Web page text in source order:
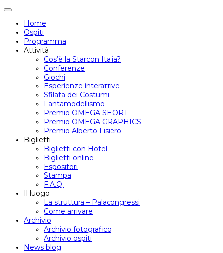
Attiva/disattiva
navigazione
Home
Ospiti
Programma
Attività
Cos’è la Starcon Italia?
Conferenze
Giochi
Esperienze interattive
Sfilata dei Costumi
Fantamodellismo
Premio OMEGA SHORT
Premio OMEGA GRAPHICS
Premio Alberto Lisiero
Biglietti
Biglietti con Hotel
Biglietti online
Espositori
Stampa
F.A.Q.
Il luogo
La struttura – Palacongressi
Come arrivare
Archivio
Archivio fotografico
Archivio ospiti
News blog